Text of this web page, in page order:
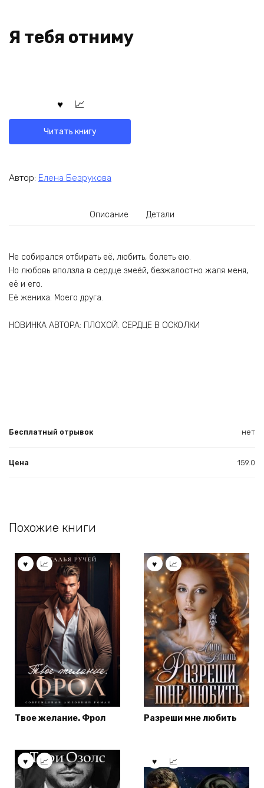
Я тебя отниму
Читать книгу
Автор: Елена Безрукова
Описание Детали
Не собирался отбирать её, любить, болеть ею.
Но любовь вползла в сердце змеёй, безжалостно жаля меня,
её и его.
Её жениха. Моего друга.
НОВИНКА АВТОРА: ПЛОХОЙ. СЕРДЦЕ В ОСКОЛКИ
Бесплатный отрывок нет
Цена 159.0
Похожие книги
Твое желание. Фрол Разреши мне любить